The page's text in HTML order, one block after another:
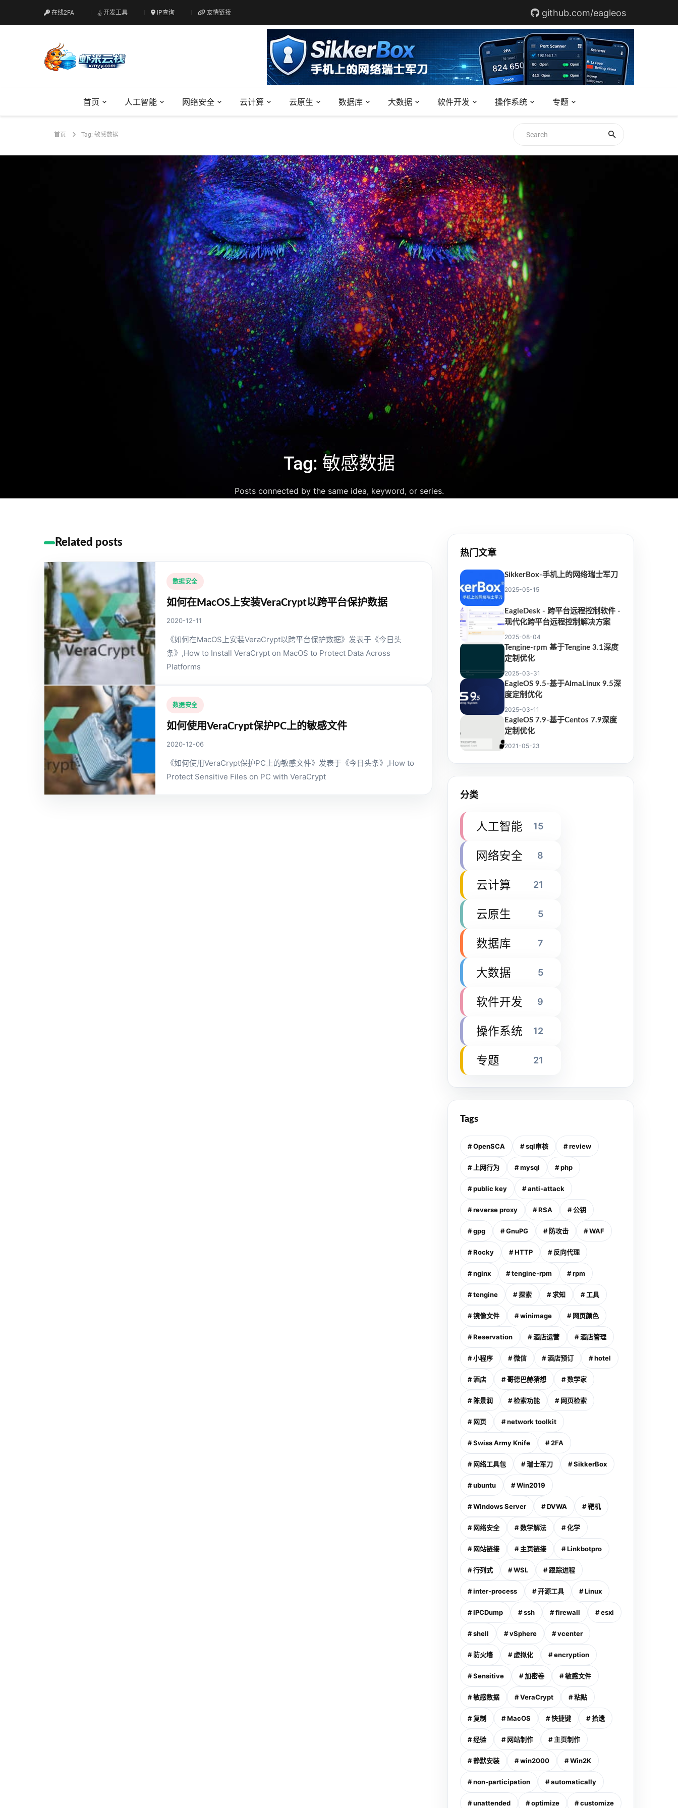
在线2FA 开发工具 IP查询 友情链接 github.com/eagleos
首页 人工智能 网络安全 云计算 云原生 数据库 大数据 软件开发 操作系统 专题
首页 Tag: 敏感数据
Tag: 敏感数据
Posts connected by the same idea, keyword, or series.
Related posts
数据安全
如何在MacOS上安装VeraCrypt以跨平台保护数据
2020-12-11
《如何在MacOS上安装VeraCrypt以跨平台保护数据》发表于《今日头
条》,How to Install VeraCrypt on MacOS to Protect Data Across
Platforms
数据安全
如何使用VeraCrypt保护PC上的敏感文件
2020-12-06
《如何使用VeraCrypt保护PC上的敏感文件》发表于《今日头条》,How to
Protect Sensitive Files on PC with VeraCrypt
热门文章
SikkerBox-手机上的网络瑞士军刀
2025-05-15
EagleDesk - 跨平台远程控制软件 -
现代化跨平台远程控制解决方案
2025-08-04
Tengine-rpm 基于Tengine 3.1深度
定制优化
2025-03-31
EagleOS 9.5-基于AlmaLinux 9.5深
度定制优化
2025-03-11
EagleOS 7.9-基于Centos 7.9深度
定制优化
2021-05-23
分类
人工智能 15
网络安全 8
云计算 21
云原生 5
数据库 7
大数据 5
软件开发 9
操作系统 12
专题 21
Tags
# OpenSCA # sql审核 # review
# 上网行为 # mysql # php
# public key # anti-attack
# reverse proxy # RSA # 公钥
# gpg # GnuPG # 防攻击 # WAF
# Rocky # HTTP # 反向代理
# nginx # tengine-rpm # rpm
# tengine # 探索 # 求知 # 工具
# 镜像文件 # winimage # 网页颜色
# Reservation # 酒店运营 # 酒店管理
# 小程序 # 微信 # 酒店预订 # hotel
# 酒店 # 哥德巴赫猜想 # 数学家
# 陈景润 # 检索功能 # 网页检索
# 网页 # network toolkit
# Swiss Army Knife # 2FA
# 网络工具包 # 瑞士军刀 # SikkerBox
# ubuntu # Win2019
# Windows Server # DVWA # 靶机
# 网络安全 # 数学解法 # 化学
# 网站链接 # 主页链接 # Linkbotpro
# 行列式 # WSL # 跟踪进程
# inter-process # 开源工具 # Linux
# IPCDump # ssh # firewall # esxi
# shell # vSphere # vcenter
# 防火墙 # 虚拟化 # encryption
# Sensitive # 加密卷 # 敏感文件
# 敏感数据 # VeraCrypt # 粘贴
# 复制 # MacOS # 快捷键 # 拾遗
# 经验 # 网站制作 # 主页制作
# 静默安装 # win2000 # Win2K
# non-participation # automatically
# unattended # optimize # customize